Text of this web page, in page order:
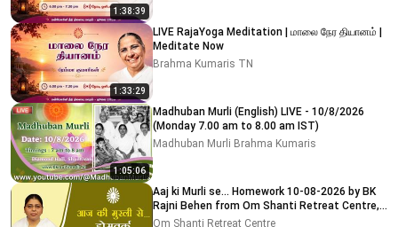
1:38:39
1:33:29
LIVE RajaYoga Meditation | மாலை நேர தியானம் |
Meditate Now
Brahma Kumaris TN
1:05:06
Madhuban Murli (English) LIVE - 10/8/2026
(Monday 7.00 am to 8.00 am IST)
Madhuban Murli Brahma Kumaris
Aaj ki Murli se... Homework 10-08-2026 by BK
Rajni Behen from Om Shanti Retreat Centre,
Delhi-NCR
Om Shanti Retreat Centre